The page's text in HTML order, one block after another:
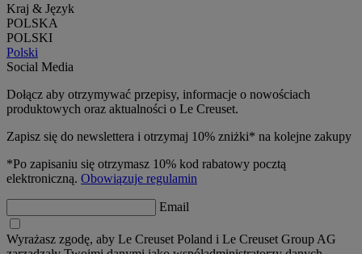
Kraj & Język
POLSKA
POLSKI
Polski
Social Media
Dołącz aby otrzymywać przepisy, informacje o nowościach
produktowych oraz aktualności o Le Creuset.
Zapisz się do newslettera i otrzymaj 10% zniżki* na kolejne zakupy
*Po zapisaniu się otrzymasz 10% kod rabatowy pocztą
elektroniczną. Obowiązuje regulamin
Email
Wyrażasz zgodę, aby Le Creuset Poland i Le Creuset Group AG